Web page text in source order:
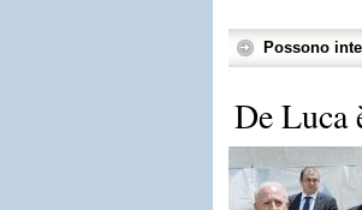
Possono
De Luca